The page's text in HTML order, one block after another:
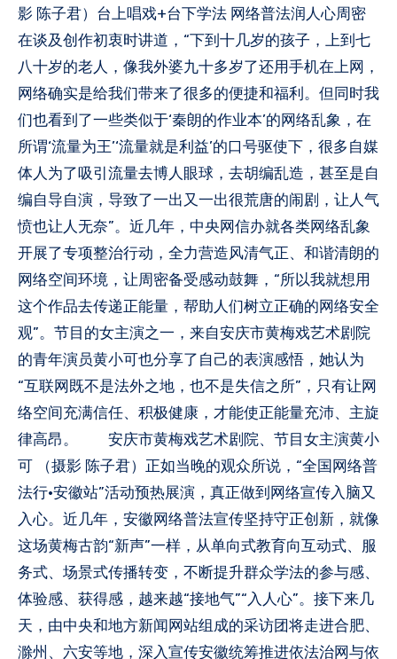
影 陈子君）台上唱戏+台下学法 网络普法润人心周密
在谈及创作初衷时讲道，“下到十几岁的孩子，上到七
八十岁的老人，像我外婆九十多岁了还用手机在上网，
网络确实是给我们带来了很多的便捷和福利。但同时我
们也看到了一些类似于‘秦朗的作业本’的网络乱象，在
所谓‘流量为王’‘流量就是利益’的口号驱使下，很多自媒
体人为了吸引流量去博人眼球，去胡编乱造，甚至是自
编自导自演，导致了一出又一出很荒唐的闹剧，让人气
愤也让人无奈”。近几年，中央网信办就各类网络乱象
开展了专项整治行动，全力营造风清气正、和谐清朗的
网络空间环境，让周密备受感动鼓舞，“所以我就想用
这个作品去传递正能量，帮助人们树立正确的网络安全
观”。节目的女主演之一，来自安庆市黄梅戏艺术剧院
的青年演员黄小可也分享了自己的表演感悟，她认为
“互联网既不是法外之地，也不是失信之所”，只有让网
络空间充满信任、积极健康，才能使正能量充沛、主旋
律高昂。 安庆市黄梅戏艺术剧院、节目女主演黄小
可 （摄影 陈子君）正如当晚的观众所说，“全国网络普
法行·安徽站”活动预热展演，真正做到网络宣传入脑又
入心。近几年，安徽网络普法宣传坚持守正创新，就像
这场黄梅古韵“新声”一样，从单向式教育向互动式、服
务式、场景式传播转变，不断提升群众学法的参与感、
体验感、获得感，越来越“接地气”“入人心”。接下来几
天，由中央和地方新闻网站组成的采访团将走进合肥、
滁州、六安等地，深入宣传安徽统筹推进依法治网与依